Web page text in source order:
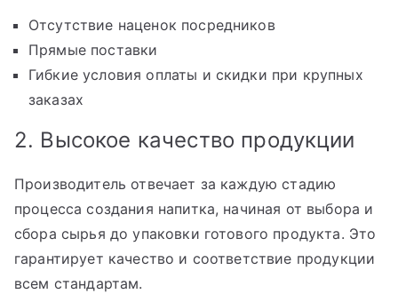
Отсутствие наценок посредников
Прямые поставки
Гибкие условия оплаты и скидки при крупных
заказах
2. Высокое качество продукции
Производитель отвечает за каждую стадию
процесса создания напитка, начиная от выбора и
сбора сырья до упаковки готового продукта. Это
гарантирует качество и соответствие продукции
всем стандартам.